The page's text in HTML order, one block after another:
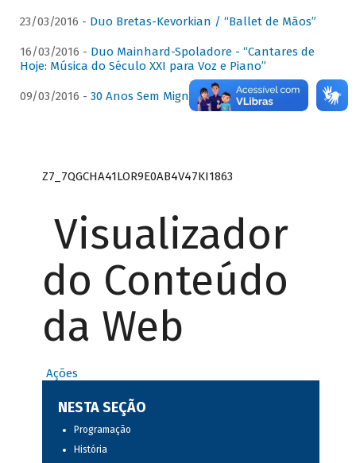
23/03/2016 - Duo Bretas-Kevorkian / “Ballet de Mãos”
16/03/2016 - Duo Mainhard-Spoladore - “Cantares de
Hoje: Música do Século XXI para Voz e Piano”
09/03/2016 - 30 Anos Sem Mignone
Z7_7QGCHA41LOR9E0AB4V47KI1863
Visualizador
do Conteúdo
da Web
Ações
NESTA SEÇÃO
Programação
História